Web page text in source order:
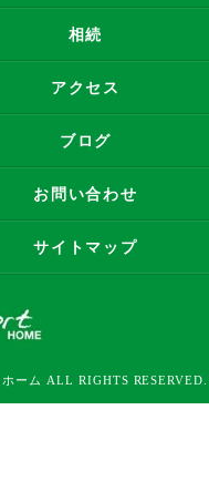
相続
アクセス
ブログ
お問い合わせ
サイトマップ
ーム ALL RIGHTS RESERVED.